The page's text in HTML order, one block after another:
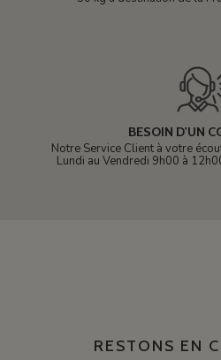
BESOIN D'UN
Notre Service Client à votre
Lundi au Vendredi 9h00 à
RESTONS EN